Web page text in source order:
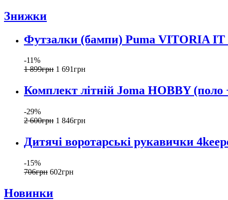
Знижки
Футзалки (бампи) Puma VITORIA IT
-11%
1 899грн 1 691грн
Комплект літній Joma HOBBY
-29%
2 600грн 1 846грн
Дитячі воротарські рукавички
-15%
706грн 602грн
Новинки